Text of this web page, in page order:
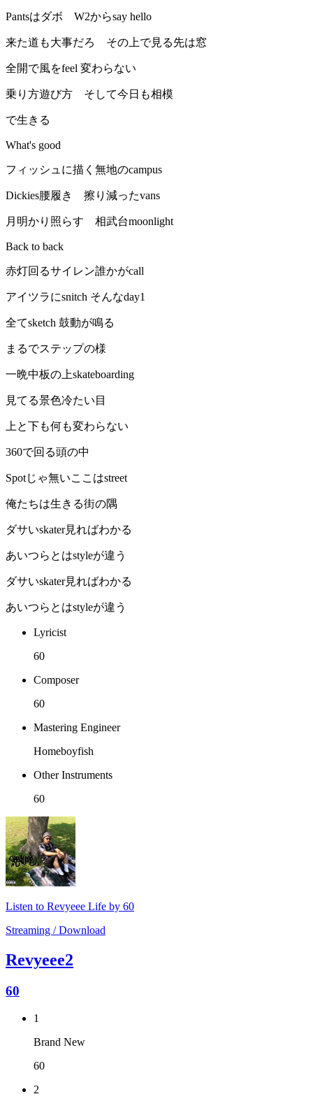
Pantsはダボ W2からsay hello
来た道も大事だろ その上で見る先は窓
全開で風をfeel 変わらない
乗り方遊び方 そして今日も相模
で生きる
What's good
フィッシュに描く無地のcampus
Dickies腰履き 擦り減ったvans
月明かり照らす 相武台moonlight
Back to back
赤灯回るサイレン誰かがcall
アイツラにsnitch そんなday1
全てsketch 鼓動が鳴る
まるでステップの様
一晩中板の上skateboarding
見てる景色冷たい目
上と下も何も変わらない
360で回る頭の中
Spotじゃ無いここはstreet
俺たちは生きる街の隅
ダサいskater見ればわかる
あいつらとはstyleが違う
ダサいskater見ればわかる
あいつらとはstyleが違う
Lyricist
60
Composer
60
Mastering Engineer
Homeboyfish
Other Instruments
60
Listen to Revyeee Life by 60
Streaming / Download
Revyeee2
60
1
Brand New
60
2